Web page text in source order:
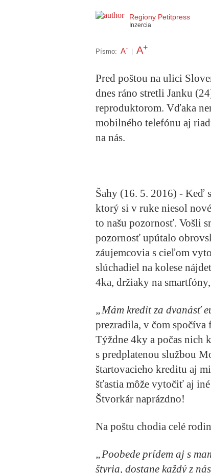
Regiony Petitpress
Inzercia
Písmo: A- A+
Pred poštou na ulici
dnes ráno stretli Janku
reproduktorom. Vďaka
mobilného telefónu aj
na nás.
Šahy (16. 5. 2016) - Keď
ktorý si v ruke niesol
to našu pozornosť. Vošli
pozornosť upútalo
záujemcovia s cieľom
slúchadiel na kolese
4ka, držiaky na
„Mám kredit za dvanásť
prezradila, v čom
Týždne 4ky a počas nich
s predplatenou službou
štartovacieho kreditu aj
šťastia môže vytočiť aj
Štvorkár naprázdno!
Na poštu chodia celé
„Poobede prídem aj s
štyria, dostane každý z